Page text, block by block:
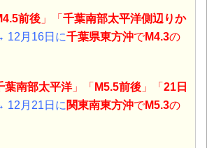
前後 」「 千葉南部太平洋側辺りか
12月16日に千葉県東方沖でM4.3の
葉南部太平洋」「 M5.5前後 」「 21日
12月21日に 関東南東方沖でM5.3の